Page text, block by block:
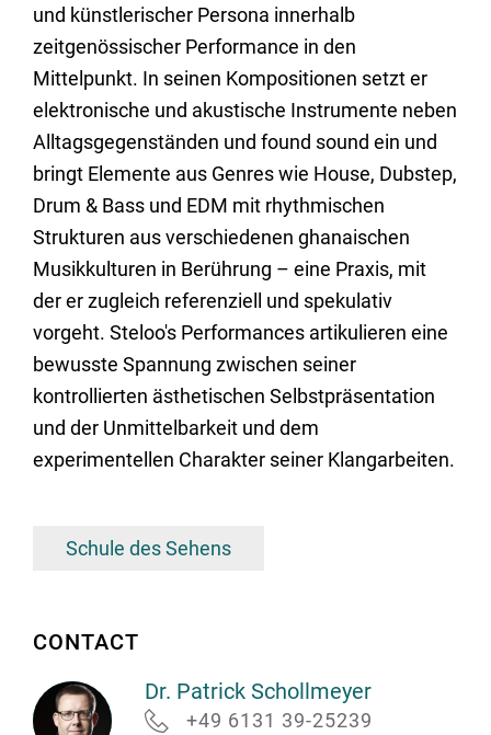
und künstlerischer Persona innerhalb
zeitgenössischer Performance in den
Mittelpunkt. In seinen Kompositionen setzt er
elektronische und akustische Instrumente neben
Alltagsgegenständen und found sound ein und
bringt Elemente aus Genres wie House, Dubstep,
Drum & Bass und EDM mit rhythmischen
Strukturen aus verschiedenen ghanaischen
Musikkulturen in Berührung – eine Praxis, mit
der er zugleich referenziell und spekulativ
vorgeht. Steloo's Performances artikulieren eine
bewusste Spannung zwischen seiner
kontrollierten ästhetischen Selbstpräsentation
und der Unmittelbarkeit und dem
experimentellen Charakter seiner Klangarbeiten.
Schule des Sehens
CONTACT
Dr. Patrick Schollmeyer
+49 6131 39-25239